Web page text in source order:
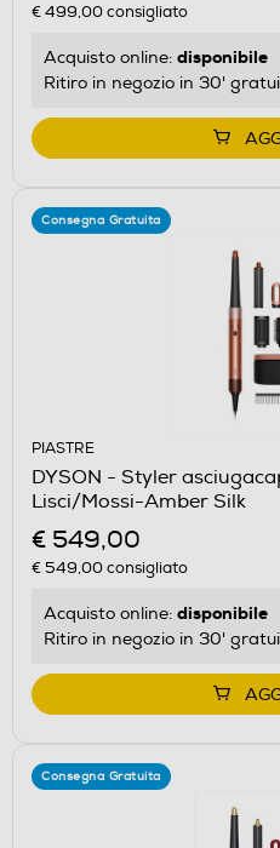
€ 499,00consigliato
Acquisto online: disponibile
Ritiro in negozio in 30'
Consegna Gratuita
PIASTRE
DYSON - Styler
Lisci/Mossi-Amber Silk
€ 549,00
€ 549,00consigliato
Acquisto online: disponibile
Ritiro in negozio in 30'
Consegna Gratuita